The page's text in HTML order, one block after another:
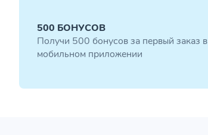
500 БОНУСОВ
Получи 500 бонусов за первый заказ в
мобильном приложении